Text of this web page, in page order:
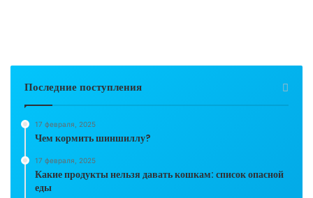
Последние поступления
17 февраля, 2025
Чем кормить шиншиллу?
17 февраля, 2025
Какие продукты нельзя давать кошкам: список опасной
еды